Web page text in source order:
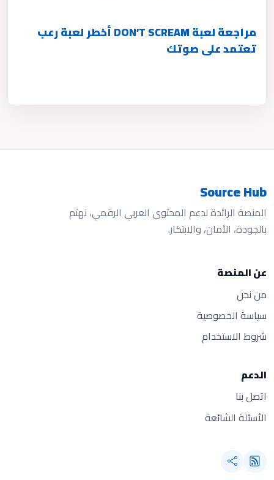
مراجعة لعبة DON’T SCREAM أخطر لعبة رعب
تعتمد على صوتك
Source Hub
المنصة الرائدة لدعم المحتوى العربي الرقمي، نهتم
بالجودة، الأمان، والابتكار.
عن المنصة
من نحن
سياسة الخصوصية
شروط الاستخدام
الدعم
اتصل بنا
الأسئلة الشائعة